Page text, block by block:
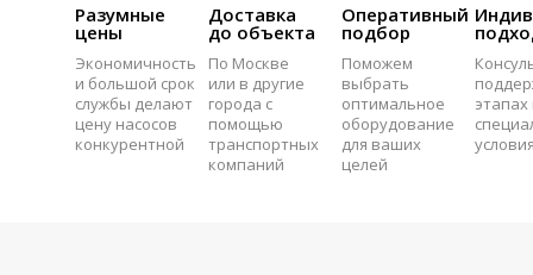
Разумные
цены
Экономичность
и большой срок
службы делают
цену насосов
конкурентной
Доставка
до объекта
По Москве
или в другие
города с
помощью
транспортных
компаний
Оперативный
подбор
Поможем
выбрать
оптимальное
оборудование
для ваших
целей
этапах